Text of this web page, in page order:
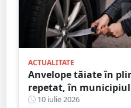
ACTUALITATE
Anvelope tăiate în
repetat, în municipiul
10 iulie 2026